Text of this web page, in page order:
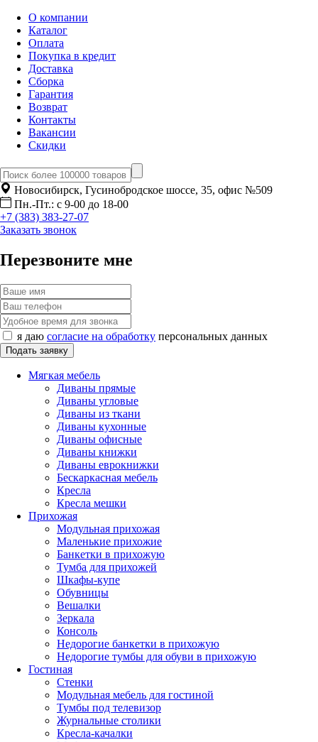
О компании
Каталог
Оплата
Покупка в кредит
Доставка
Сборка
Гарантия
Возврат
Контакты
Вакансии
Скидки
Новосибирск, Гусинобродское шоссе, 35, офис №509
Пн.-Пт.: с 9-00 до 18-00
+7 (383) 383-27-07
Заказать звонок
Перезвоните мне
я даю согласие на обработку персональных данных
Мягкая мебель
Диваны прямые
Диваны угловые
Диваны из ткани
Диваны кухонные
Диваны офисные
Диваны книжки
Диваны еврокнижки
Бескаркасная мебель
Кресла
Кресла мешки
Прихожая
Модульная прихожая
Маленькие прихожие
Банкетки в прихожую
Тумба для прихожей
Шкафы-купе
Обувницы
Вешалки
Зеркала
Консоль
Недорогие банкетки в прихожую
Недорогие тумбы для обуви в прихожую
Гостиная
Стенки
Модульная мебель для гостиной
Тумбы под телевизор
Журнальные столики
Кресла-качалки